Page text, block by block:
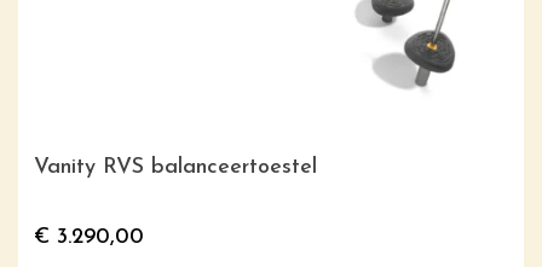
Vanity RVS balanceertoestel
€ 3.290,00